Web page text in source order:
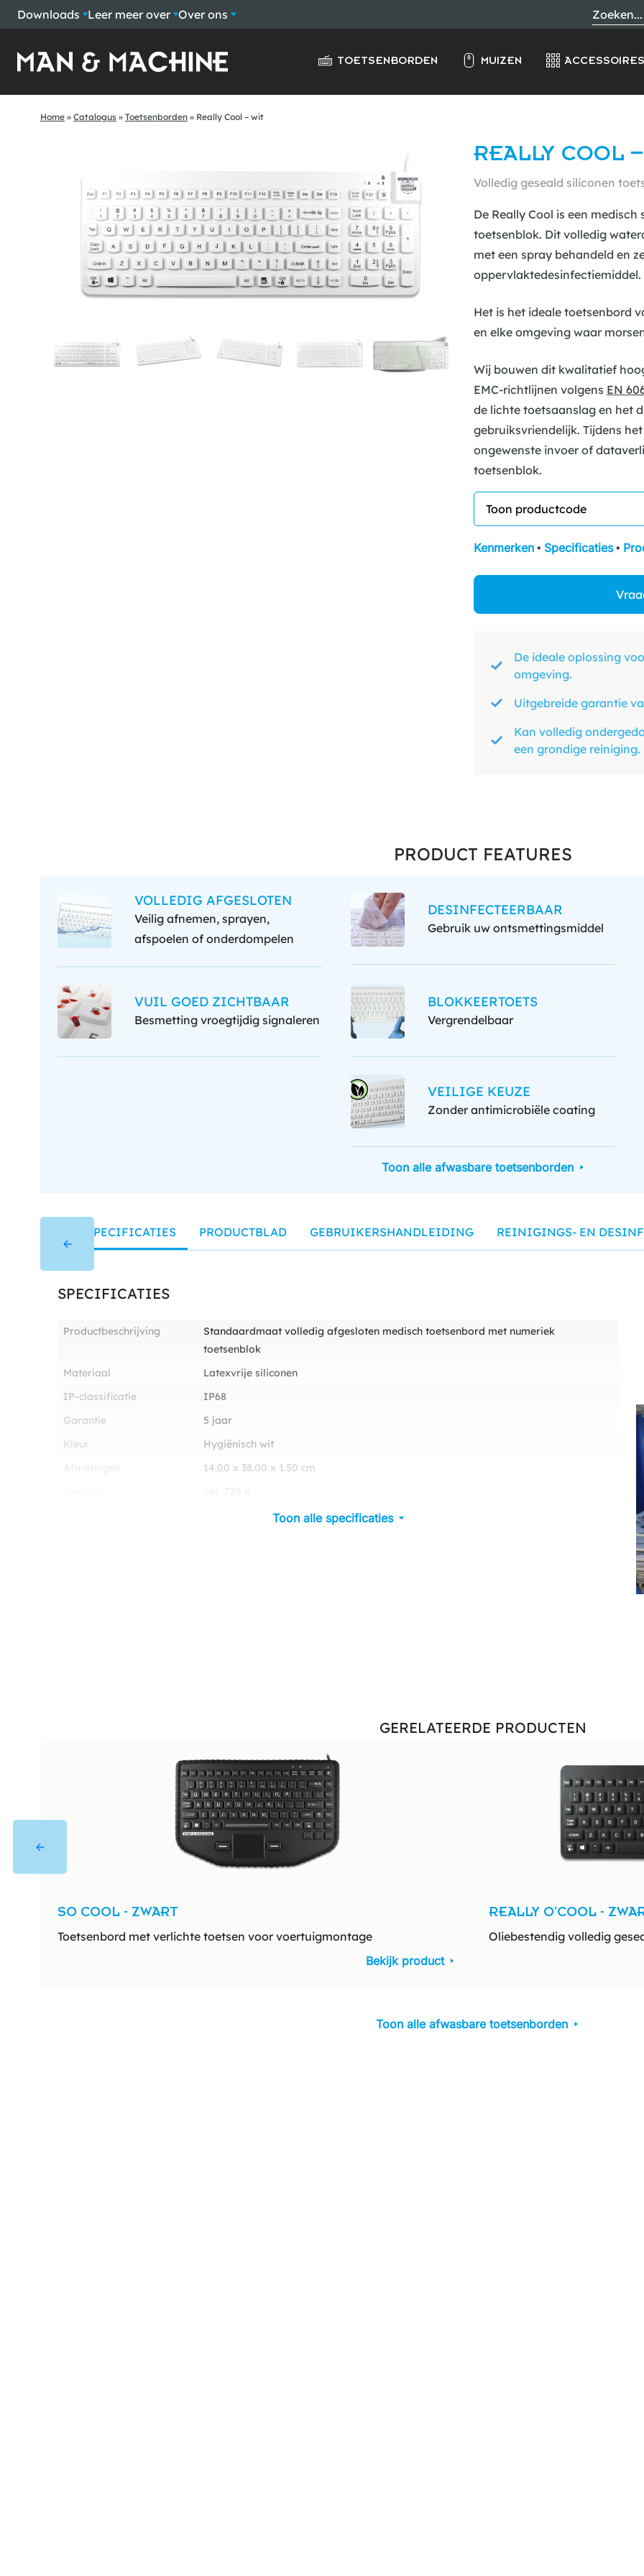
Downloads Leer meer over Over ons
TOETSENBORDEN MUIZEN ACCESSOIRES
Home » Catalogus » Toetsenborden » Really Cool – wit
REALLY COOL
Volledig geseald siliconen
De Really Cool is een
toetsenblok. Dit volledig
met een spray behandeld en
oppervlaktedesinfectiemiddel.
Het is het ideale toetsenbord
en elke omgeving waar
Wij bouwen dit kwalitatief
EMC-richtlijnen volgens EN
de lichte toetsaanslag en het
gebruiksvriendelijk. Tijdens
ongewenste invoer of
toetsenblok.
Kenmerken • Specificaties •
De ideale oplossing
omgeving.
Uitgebreide garantie
Kan volledig
een grondige reiniging.
PRODUCT FEATURES
VOLLEDIG AFGESLOTEN
Veilig afnemen, sprayen,
afspoelen of onderdompelen
DESINFECTEERBAAR
Gebruik uw ontsmettingsmiddel
VUIL GOED ZICHTBAAR
Besmetting vroegtijdig signaleren
BLOKKEERTOETS
Vergrendelbaar
VEILIGE KEUZE
Zonder antimicrobiële coating
Toon alle afwasbare toetsenborden
SPECIFICATIES PRODUCTBLAD GEBRUIKERSHANDLEIDING REINIGINGS- EN
SPECIFICATIES
Productbeschrijving
Standaardmaat volledig afgesloten medisch toetsenbord met numeriek
toetsenblok
Materiaal
Latexvrije siliconen
IP-classificatie
IP68
Garantie
5 jaar
Kleur
Hygiënisch wit
14.00 x 38.00 x 1.50 cm
Toon alle specificaties
GERELATEERDE PRODUCTEN
SO COOL - ZWART
Toetsenbord met verlichte toetsen voor voertuigmontage
Bekijk product
REALLY O’COOL -
Oliebestendig volledig
Toon alle afwasbare toetsenborden